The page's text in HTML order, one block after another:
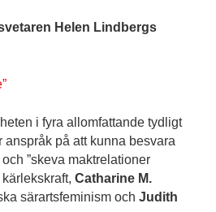
Helen Lindbergs
i fyra allomfattande tydligt
på att kunna besvara
”skeva maktrelationer
Catharine M.
särartsfeminism och Judith